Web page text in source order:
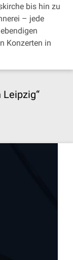
bis hin zu
– jede
Konzerten in